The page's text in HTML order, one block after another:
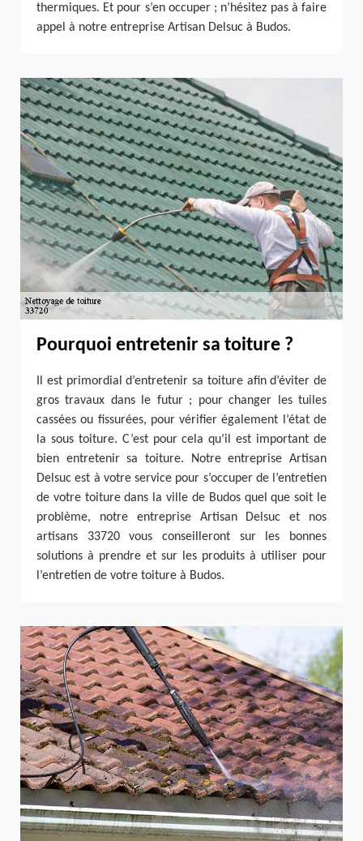
thermiques. Et pour s’en occuper ; n’hésitez pas à faire
appel à notre entreprise Artisan Delsuc à Budos.
Pourquoi entretenir sa toiture ?
Il est primordial d’entretenir sa toiture afin d’éviter de
gros travaux dans le futur ; pour changer les tuiles
cassées ou fissurées, pour vérifier également l’état de
la sous toiture. C’est pour cela qu’il est important de
bien entretenir sa toiture. Notre entreprise Artisan
Delsuc est à votre service pour s’occuper de l’entretien
de votre toiture dans la ville de Budos quel que soit le
problème, notre entreprise Artisan Delsuc et nos
artisans 33720 vous conseilleront sur les bonnes
solutions à prendre et sur les produits à utiliser pour
l’entretien de votre toiture à Budos.